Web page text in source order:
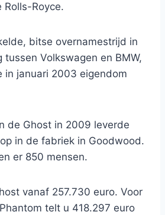
Rolls-Royce.
bitse overnamestrijd in
tussen Volkswagen en BMW,
in januari 2003 eigendom
de Ghost in 2009 leverde
in de fabriek in Goodwood.
er 850 mensen.
vanaf 257.730 euro. Voor
telt u 418.297 euro